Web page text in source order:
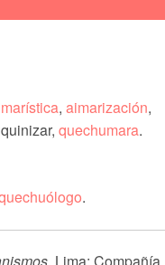
, aimarización,
quechumara.
.